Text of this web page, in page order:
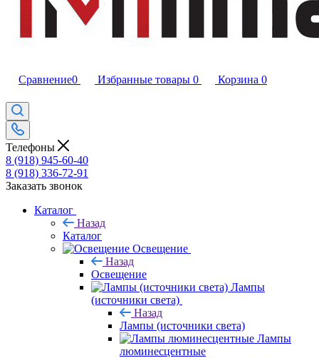
Сравнение0 Избранные товары 0 Корзина 0
Телефоны
8 (918) 945-60-40
8 (918) 336-72-91
Заказать звонок
Каталог
Назад
Каталог
Освещение
Назад
Освещение
Лампы
(источники света)
Назад
Лампы (источники света)
Лампы
люминесцентные